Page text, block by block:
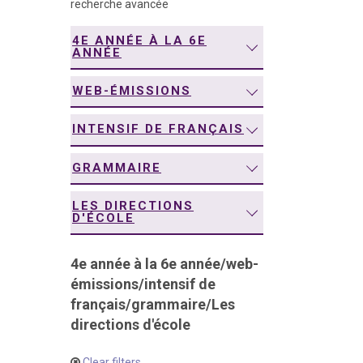
recherche avancée
4E ANNÉE À LA 6E
ANNÉE
WEB-ÉMISSIONS
INTENSIF DE FRANÇAIS
GRAMMAIRE
LES DIRECTIONS
D'ÉCOLE
4e année à la 6e année/web-
émissions/intensif de
français/grammaire/Les
directions d'école